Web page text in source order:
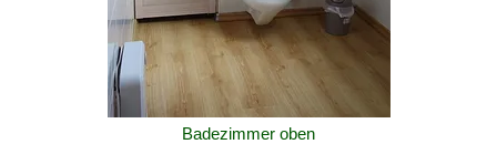
Badezimmer oben